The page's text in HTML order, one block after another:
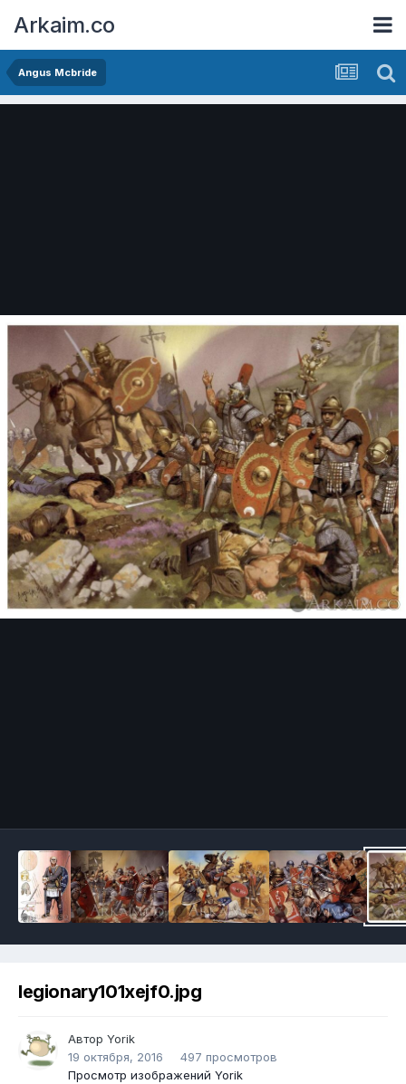
Arkaim.co
Angus Mcbride
legionary101xejf0.jpg
Автор Yorik
19 октября, 2016
497 просмотров
Просмотр изображений Yorik